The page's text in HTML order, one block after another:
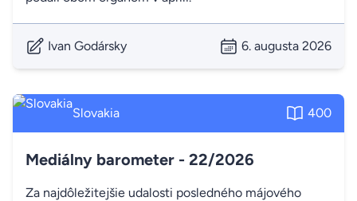
Ivan Godársky 6. augusta 2026
Slovakia 400
Mediálny barometer - 22/2026
Za najdôležitejšie udalosti posledného májového